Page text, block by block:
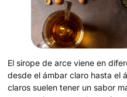
El sirope de arce viene en
desde el ámbar claro hasta el
claros suelen tener un sabor